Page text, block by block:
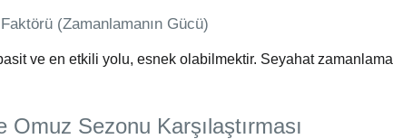
(Zamanlamanın Gücü)
ve en etkili yolu, esnek olabilmektir. Seyahat
Sezonu Karşılaştırması